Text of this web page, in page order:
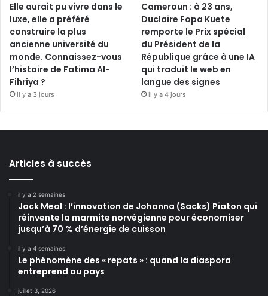
Elle aurait pu vivre dans le
luxe, elle a préféré
construire la plus
ancienne université du
monde. Connaissez-vous
l’histoire de Fatima Al-
Fihriya ?
il y a 3 jours
Cameroun : à 23 ans,
Duclaire Fopa Kuete
remporte le Prix spécial
du Président de la
République grâce à une IA
qui traduit le web en
langue des signes
il y a 4 jours
Articles à succès
il y a 2 semaines
Jack Meal : l’innovation de Johanna (Sacks) Piaton qui
réinvente la marmite norvégienne pour économiser
jusqu’à 70 % d’énergie de cuisson
il y a 4 semaines
Le phénomène des « repats » : quand la diaspora
entreprend au pays
juillet 3, 2026